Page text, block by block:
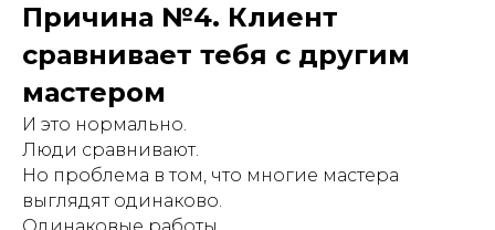
Причина №4. Клиент
сравнивает тебя с другим
мастером
И это нормально.
Люди сравнивают.
Но проблема в том, что многие мастера
выглядят одинаково.